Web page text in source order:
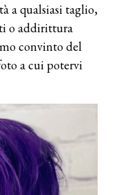
a qualsiasi taglio,
o addirittura
convinto del
a cui potervi